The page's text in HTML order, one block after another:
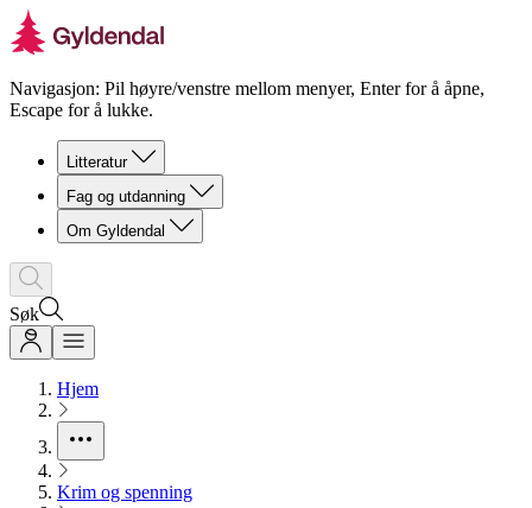
Navigasjon: Pil høyre/venstre mellom menyer, Enter for å åpne,
Escape for å lukke.
Litteratur
Fag og utdanning
Om Gyldendal
Søk
Hjem
Krim og spenning